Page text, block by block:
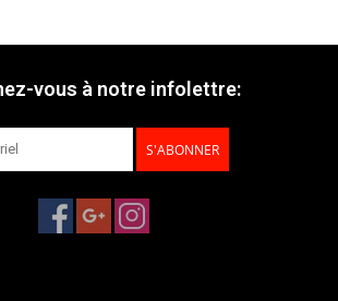
vous à notre infolettre:
S'ABONNER